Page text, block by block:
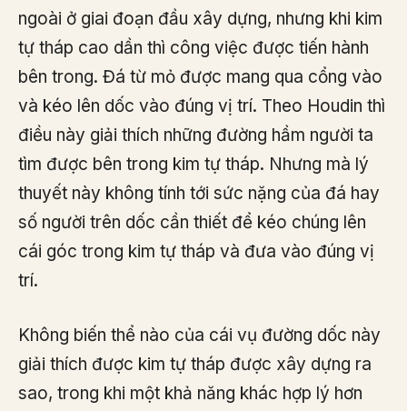
ngoài ở giai đoạn đầu xây dựng, nhưng khi kim
tự tháp cao dần thì công việc được tiến hành
bên trong. Đá từ mỏ được mang qua cổng vào
và kéo lên dốc vào đúng vị trí. Theo Houdin thì
điều này giải thích những đường hầm người ta
tìm được bên trong kim tự tháp. Nhưng mà lý
thuyết này không tính tới sức nặng của đá hay
số người trên dốc cần thiết để kéo chúng lên
cái góc trong kim tự tháp và đưa vào đúng vị
trí.
Không biến thể nào của cái vụ đường dốc này
giải thích được kim tự tháp được xây dựng ra
sao, trong khi một khả năng khác hợp lý hơn